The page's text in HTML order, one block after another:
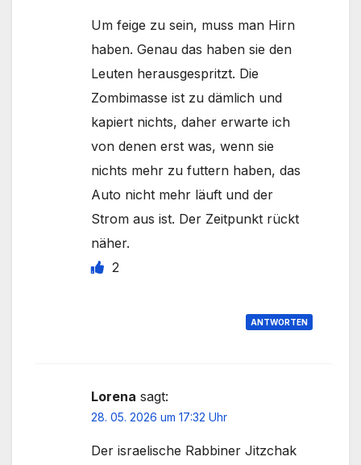
Um feige zu sein, muss man Hirn
haben. Genau das haben sie den
Leuten herausgespritzt. Die
Zombimasse ist zu dämlich und
kapiert nichts, daher erwarte ich
von denen erst was, wenn sie
nichts mehr zu futtern haben, das
Auto nicht mehr läuft und der
Strom aus ist. Der Zeitpunkt rückt
näher.
2
ANTWORTEN
Lorena sagt:
28. 05. 2026 um 17:32 Uhr
Der israelische Rabbiner Jitzchak